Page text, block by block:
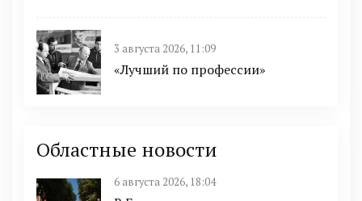
3 августа 2026, 11:09
«Лучший по профессии»
Областные новости
6 августа 2026, 18:04